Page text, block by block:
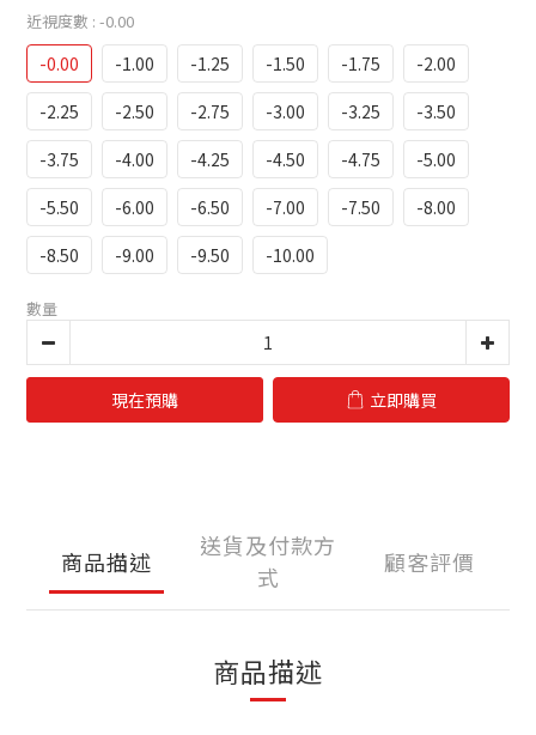
近視度數 : -0.00
-0.00 -1.00 -1.25 -1.50 -1.75
-2.00
-2.25
-2.50 -2.75 -3.00 -3.25
-3.50
-3.75
-4.00 -4.25 -4.50 -4.75
-5.00
-5.50
-6.00 -6.50 -7.00 -7.50
-8.00
-8.50
-9.00 -9.50 -10.00
數量
現在預購 立即購買
商品描述
送貨及付款方
式
顧客評價
商品描述